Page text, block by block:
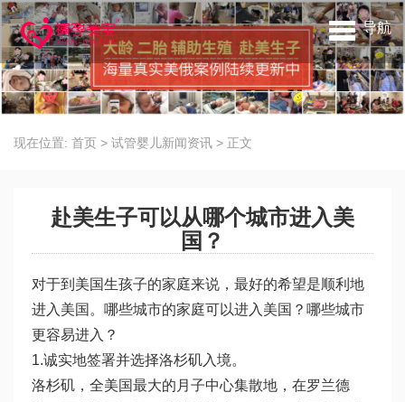
导航
现在位置: 首页 > 试管婴儿新闻资讯 > 正文
赴美生子可以从哪个城市进入美
国？
对于到美国生孩子的家庭来说，最好的希望是顺利地
进入美国。哪些城市的家庭可以进入美国？哪些城市
更容易进入？
1.诚实地签署并选择洛杉矶入境。
洛杉矶，全美国最大的月子中心集散地，在罗兰德